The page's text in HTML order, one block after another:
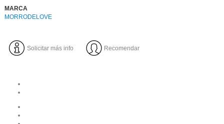
MARCA
MORRODELOVE
Solicitar más info Recomendar